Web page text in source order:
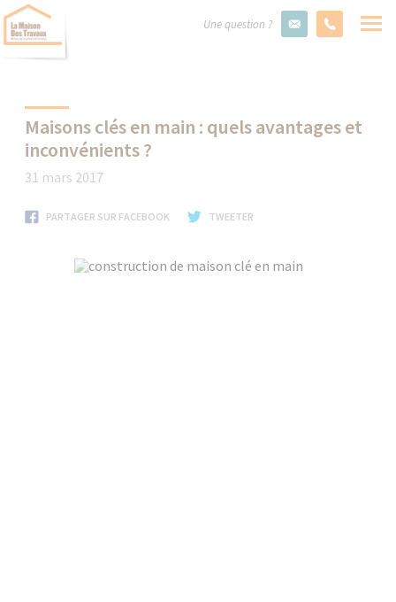
Une question ?
Maisons clés en main : quels avantages et
inconvénients ?
31 mars 2017
PARTAGER SUR FACEBOOK TWEETER